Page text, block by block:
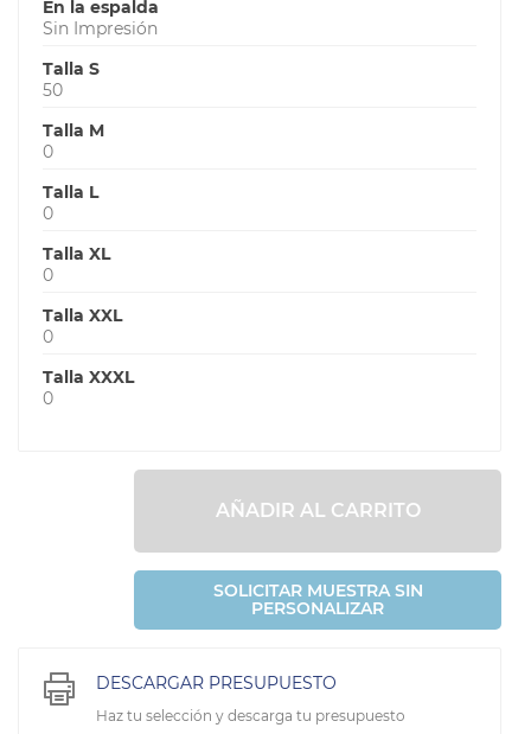
En la espalda
Sin Impresión
Talla S
50
Talla M
0
Talla L
0
Talla XL
0
Talla XXL
0
Talla XXXL
0
AÑADIR AL CARRITO
SOLICITAR MUESTRA SIN
PERSONALIZAR
DESCARGAR PRESUPUESTO
Haz tu selección y descarga tu presupuesto